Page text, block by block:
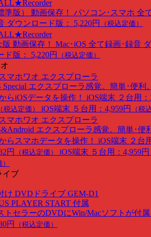
準版） 動画保存！ パソコン･スマホ 全
ダウンロード版： 5,220円 （税込定価）
版 動画保存！ Mac･iOS 全て録画･録音
ド版： 5,220円
（税込定価）
スマホワオ エクスプローラ
Special エクスプローラ感覚。簡単･便利
らiOSデータを操作！ iOS端末 ２台用：
（税込定価） iOS端末 ５台用：4,959円 （税
スマホワオ エクスプローラ
エクスプローラ感覚。簡単･便
らスマホデータを操作！ iOS端末 ２台
円
（税込定価） iOS端末 ５台用：4,959円
イブ
け DVDドライブ GEM-D1
PLAYER START 付属
トセラーのDVDにWin/Macソフトが付
円
（税込定価）